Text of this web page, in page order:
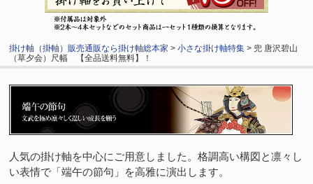
掛け軸（掛軸）販売通販なら掛け軸総本家 >小さな掛け軸特集 > 兜 唐沢碧山
（草夕会）尺幅 【全品送料無料】！
人気の掛け軸を中心にご用意しました。格調高い構図と凛々し
い表情で「端午の節句」を高雅に演出します。